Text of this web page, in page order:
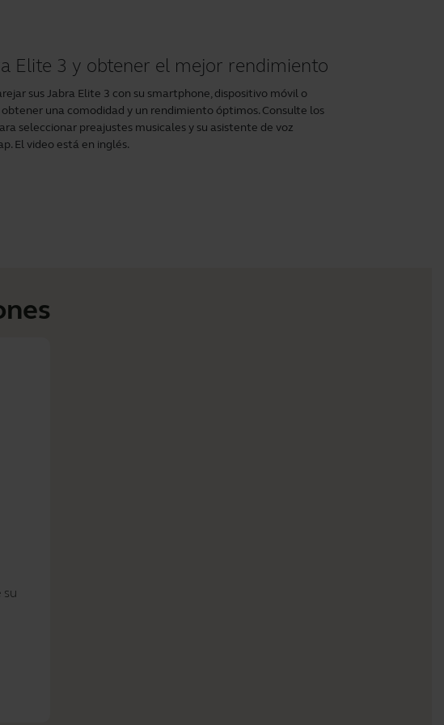
Elite 3 y obtener el mejor rendimiento
sus Jabra Elite 3 con su smartphone, dispositivo móvil o
una comodidad y un rendimiento óptimos. Consulte los
seleccionar preajustes musicales y su asistente de voz
El video está en inglés.
su